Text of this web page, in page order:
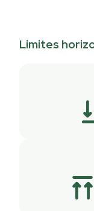
Limites